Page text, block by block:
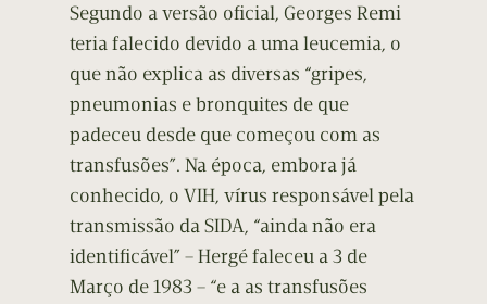
Segundo a versão oficial, Georges Remi
teria falecido devido a uma leucemia, o
que não explica as diversas “gripes,
pneumonias e bronquites de que
padeceu desde que começou com as
transfusões”. Na época, embora já
conhecido, o VIH, vírus responsável pela
transmissão da SIDA, “ainda não era
identificável” – Hergé faleceu a 3 de
Março de 1983 – “e a as transfusões